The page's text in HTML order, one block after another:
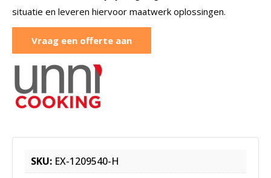
situatie en leveren hiervoor maatwerk oplossingen.
Vraag een offerte aan
SKU: EX-1209540-H